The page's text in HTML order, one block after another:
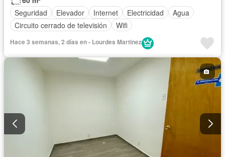
Seguridad
Elevador Internet Electricidad
Agua
Circuito cerrado de televisión
Wifi
Hace 3 semanas, 2 días en - Lourdes Martinez